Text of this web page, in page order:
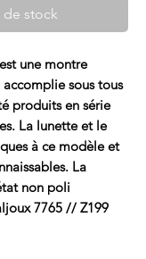
de stock
une montre
sous tous
produits en série
La lunette et le
à ce modèle et
La
non poli
7765 // Z199